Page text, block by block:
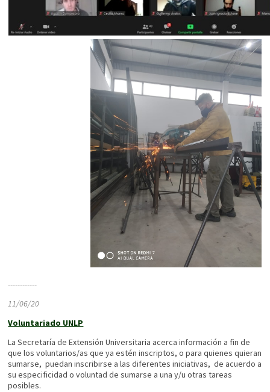
------------
11/06/20
Voluntariado UNLP
La Secretaría de Extensión Universitaria acerca información a fin de
que los voluntarios/as que ya estén inscriptos, o para quienes quieran
sumarse, puedan inscribirse a las diferentes iniciativas, de acuerdo a
su especificidad o voluntad de sumarse a una y/u otras tareas
posibles.